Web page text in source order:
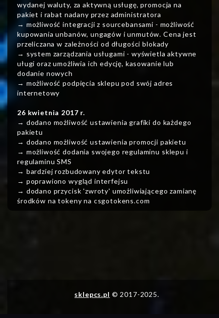
wydanej waluty, za aktywną usługę, promocja na
pakiet i rabat nadany przez administratora
→ możliwość integracji z sourcebansami - możliwość
kupowania unbanów, ungagów i unmutów. Cena jest
przeliczana w zależności od długości blokady
→ system zarządzania usługami - wyświetla aktywne
uługi oraz umożliwia ich edycję, kasowanie lub
dodanie nowych
→ możliwość podpięcia sklepu pod swój adres
internetowy
26 kwietnia 2017 r.
→ dodano możliwość ustawienia grafiki do każdego
pakietu
→ dodano możliwość ustawienia promocji pakietu
→ możliwość dodania swojego regulaminu sklepu i
regulaminu SMS
→ bardziej rozbudowany edytor tekstu
→ poprawiono wygląd interfejsu
→ dodano przycisk 'zwroty' umożliwiającego zamianę
środków na tokeny na csgotokens.com
sklepcs.pl © 2017-2025.